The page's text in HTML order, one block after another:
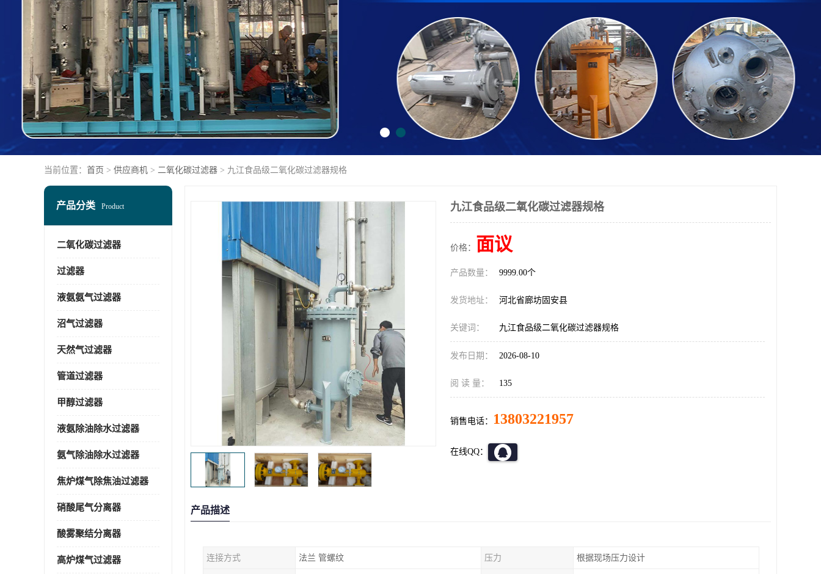
当前位置： 首页 > 供应商机 > 二氧化碳过滤器 > 九江食品级二氧化碳过滤器规格
产品分类 Product
二氧化碳过滤器
过滤器
液氨氨气过滤器
沼气过滤器
天然气过滤器
管道过滤器
甲醇过滤器
液氨除油除水过滤器
氨气除油除水过滤器
焦炉煤气除焦油过滤器
硝酸尾气分离器
酸雾聚结分离器
高炉煤气过滤器
九江食品级二氧化碳过滤器规格
价格： 面议
产品数量： 9999.00个
发货地址： 河北省廊坊固安县
关键词： 九江食品级二氧化碳过滤器规格
发布日期： 2026-08-10
阅 读 量： 135
销售电话： 13803221957
在线QQ：
产品描述
连接方式 法兰 管螺纹 压力 根据现场压力设计